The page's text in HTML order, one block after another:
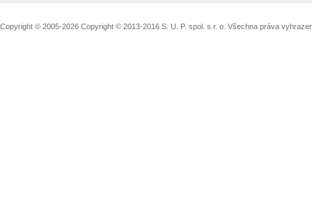
Copyright © 2005-2026 Copyright © 2013-2016 S. U. P. spol. s r. o. Všechna práva